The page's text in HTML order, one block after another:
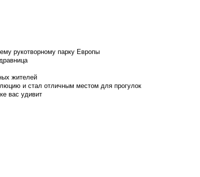
рукотворному парку Европы
жителей
и стал отличным местом для прогулок
вас удивит